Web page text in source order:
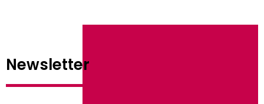
Newsletter